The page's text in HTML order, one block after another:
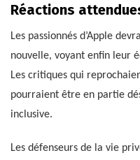
Réactions
Les passionnés d’Apple
nouvelle, voyant enfin leur
Les critiques qui
pourraient être en partie
inclusive.
Les défenseurs de la vie